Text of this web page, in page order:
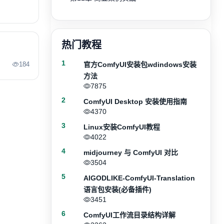
184
热门教程
1
官方ComfyUI安装包wdindows安装
方法
7875
2
ComfyUI Desktop 安装使用指南
4370
3
Linux安装ComfyUI教程
4022
4
midjourney 与 ComfyUI 对比
3504
5
AIGODLIKE-ComfyUI-Translation
语言包安装(必备插件)
3451
6
ComfyUI工作流目录结构详解